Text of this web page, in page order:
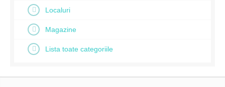
Localuri
Magazine
Lista toate categoriile